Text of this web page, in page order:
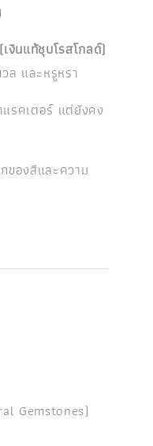
นแท้ชุบโรสโกลด์)
ล และหรูหรา
รคเตอร์ แต่ยังคง
ของสีและความ
Gemstones)